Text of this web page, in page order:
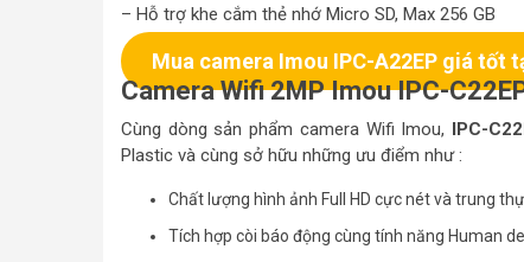
– Hỗ trợ khe cắm thẻ nhớ Micro SD, Max 256 GB
Mua camera Imou IPC-A22EP giá tốt
Camera Wifi 2MP Imou IPC-
Cùng dòng sản phẩm camera Wifi Imou, IPC-
Plastic và cùng sở hữu những ưu điểm như :
Chất lượng hình ảnh Full HD cực nét và trung
Tích hợp còi báo động cùng tính năng Human